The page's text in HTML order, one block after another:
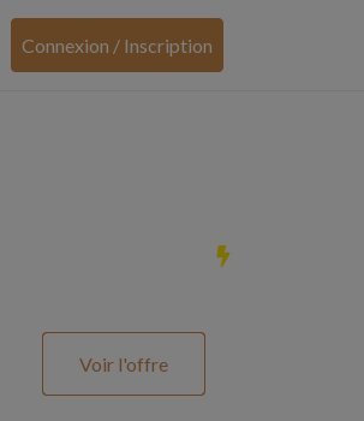
Connexion / Inscription
Voir l'offre